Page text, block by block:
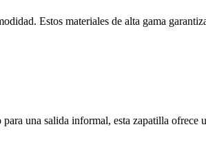
Estos materiales de alta gama
una salida informal, esta zapatilla ofrece